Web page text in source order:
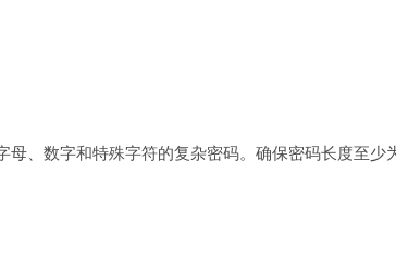
、数字和特殊字符的复杂密码。确保密码长度至少